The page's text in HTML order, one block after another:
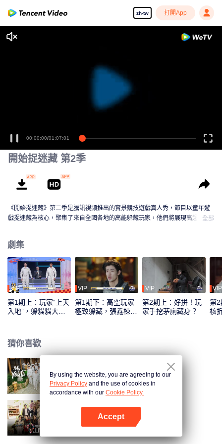
zh-tw 打開App
00:00:00/01:07:01
開始捉迷藏 第2季
《開始捉迷藏》第二季是騰訊視頻推出的實景競技遊戲真人秀，節目以童年遊
戲捉迷藏為核心，聚集了來自全國各地的高能躲藏玩家，他們將展現高超的手
全部
劇集
VIP
第1期上：玩家“上天
入地”，躲貓貓大戰
VIP
第1期下：高空玩家
極致躲藏，張鑫棟破
VIP
第2期上：好拼！玩
家手挖茅廁藏身？
VIP
第2
核
猜你喜歡
少年行
桃花塢開放中 第4季
By using the website, you are agreeing to our
Privacy Policy and the use of cookies in
accordance with our Cookie Policy.
Accept